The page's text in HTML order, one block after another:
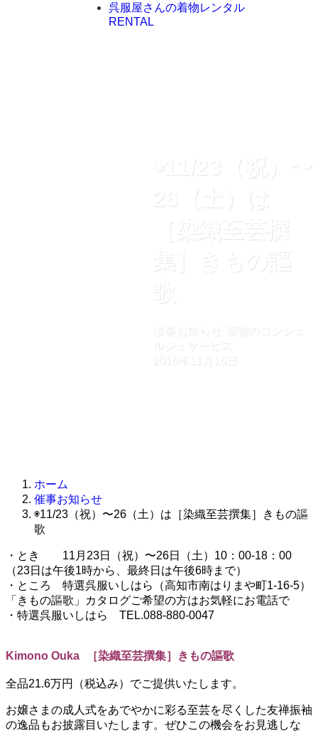
呉服屋さんの着物レンタル
RENTAL
◉11/23（祝）〜
26（土）は
［染織至芸撰
集］きもの謳
歌
催事お知らせ
着物のコンシェ
ルジュサービス
2016年11月16日
ホーム
催事お知らせ
◉11/23（祝）〜26（土）は［染織至芸撰集］きもの謳
歌
・とき 11月23日（祝）〜26日（土）10：00-18：00
（23日は午後1時から、最終日は午後6時まで）
・ところ 特選呉服いしはら（高知市南はりまや町1-16-5）
「きもの謳歌」カタログご希望の方はお気軽にお電話で
・特選呉服いしはら TEL.088-880-0047
Kimono Ouka ［染織至芸撰集］きもの謳歌
全品21.6万円（税込み）でご提供いたします。
お嬢さまの成人式をあでやかに彩る至芸を尽くした友禅振袖
の逸品もお披露目いたします。ぜひこの機会をお見逃しな